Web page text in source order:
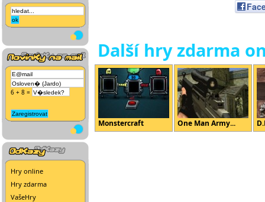
6 + 8 =
Hry online
Hry zdarma
VašeHry
Další hry zdarma
Monstercraft One Man Army...